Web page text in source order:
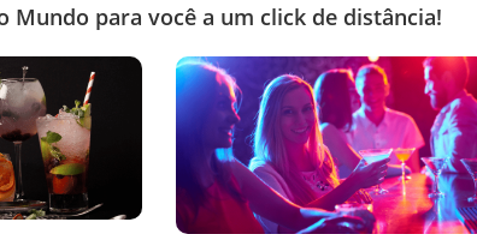
Mundo para você a um click de distância!